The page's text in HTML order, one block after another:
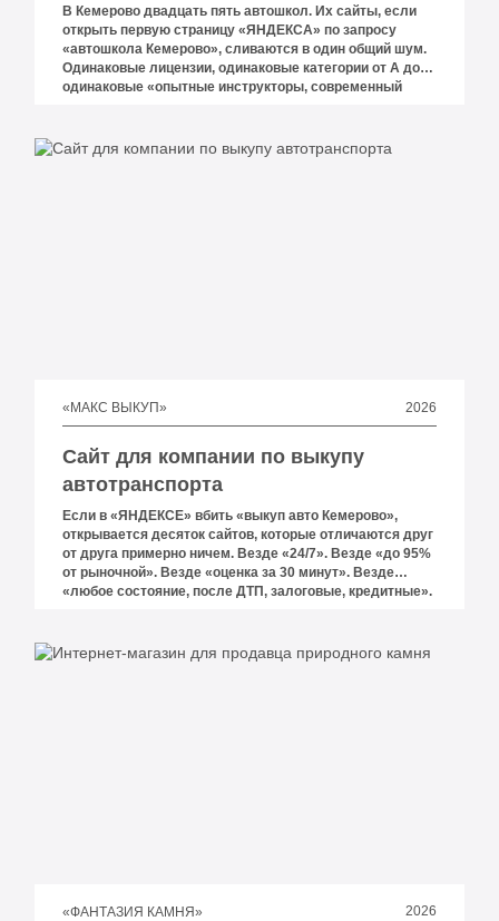
В Кемерово двадцать пять автошкол. Их сайты, если
открыть первую страницу «ЯНДЕКСА» по запросу
«автошкола Кемерово», сливаются в один общий шум.
Одинаковые лицензии, одинаковые категории от А до Е,
одинаковые «опытные инструкторы, современный
объяснить разницу словами почти никто не берётся.
«МАКС ВЫКУП» 2026
Сайт для компании по выкупу
автотранспорта
Если в «ЯНДЕКСЕ» вбить «выкуп авто Кемерово»,
открывается десяток сайтов, которые отличаются друг
от друга примерно ничем. Везде «24/7». Везде «до 95%
от рыночной». Везде «оценка за 30 минут». Везде
«любое состояние, после ДТП, залоговые, кредитные».
Клиент, которому срочно нужно продать машину,
«ФАНТАЗИЯ КАМНЯ» 2026